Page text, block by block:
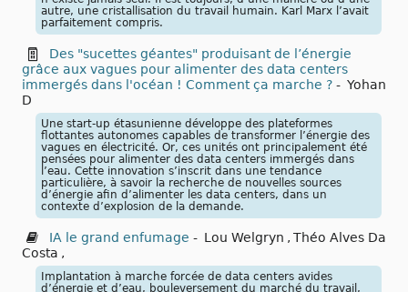
autre, une cristallisation du travail humain. Karl Marx l’avait
parfaitement compris.
Des "sucettes géantes" produisant de l’énergie
grâce aux vagues pour alimenter des data centers
immergés dans l'océan ! Comment ça marche ? - Yohan
D
Une start-up étasunienne développe des plateformes
flottantes autonomes capables de transformer l’énergie des
vagues en électricité. Or, ces unités ont principalement été
pensées pour alimenter des data centers immergés dans
l’eau. Cette innovation s’inscrit dans une tendance
particulière, à savoir la recherche de nouvelles sources
d’énergie afin d’alimenter les data centers, dans un
contexte d’explosion de la demande.
IA le grand enfumage - Lou Welgryn , Théo Alves Da
Costa ,
Implantation à marche forcée de data centers avides
d’énergie et d’eau, bouleversement du marché du travail,